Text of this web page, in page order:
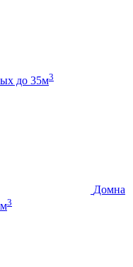
до 35м3
Домна
3